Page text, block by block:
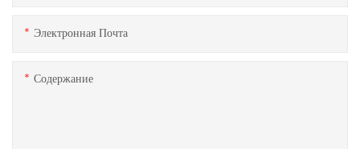
Электронная Почта
Содержание